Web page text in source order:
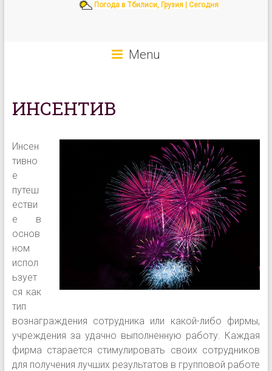
Погода в Тбилиси, Грузия | Сегодня
Menu
ИНСЕНТИВ
Инсен
тивно
е
путеш
естви
е в
основ
ном
испол
ьзует
ся как
тип
вознаграждения сотрудника или какой-либо фирмы,
учреждения за удачно выполненную работу. Каждая
фирма старается стимулировать своих сотрудников
для получения лучших результатов в групповой работе